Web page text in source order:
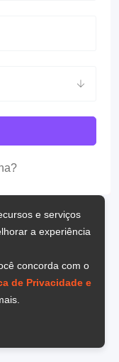
e serviços
a experiência
concorda com o
de Privacidade e